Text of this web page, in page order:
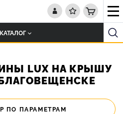
КАТАЛОГ
LUX НА КРЫШУ
ПО ПАРАМЕТРАМ